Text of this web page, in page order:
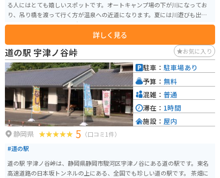
る人にはとても嬉しいスポットです。オートキャンプ場の下が川になってお
り、吊り橋を渡って行く方が温泉への近道になります。夏には川遊びも出来
るため子供も楽しめる場所になっている。
詳しく見る
道の駅 宇津ノ谷峠 お気に入り
静岡県 5 （口コミ1件）
#道の駅
道の駅 宇津ノ谷峠は、静岡県静岡市駿河区宇津ノ谷にある道の駅です。東名
高速道路の日本坂トンネルの上にある、全国でも珍しい道の駅です。 茶畑に
駐車： 駐車場あり
予算： 無料
混雑： 普通
滞在： 1時間
施設： 屋内